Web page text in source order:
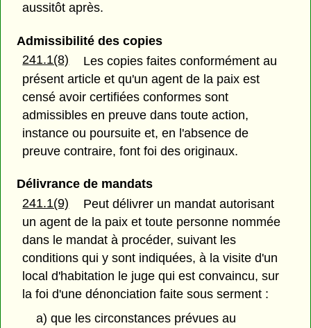
aussitôt après.
Admissibilité des copies
241.1(8)
Les copies faites conformément au
présent article et qu'un agent de la paix est
censé avoir certifiées conformes sont
admissibles en preuve dans toute action,
instance ou poursuite et, en l'absence de
preuve contraire, font foi des originaux.
Délivrance de mandats
241.1(9)
Peut délivrer un mandat autorisant
un agent de la paix et toute personne nommée
dans le mandat à procéder, suivant les
conditions qui y sont indiquées, à la visite d'un
local d'habitation le juge qui est convaincu, sur
la foi d'une dénonciation faite sous serment :
a) que les circonstances prévues au